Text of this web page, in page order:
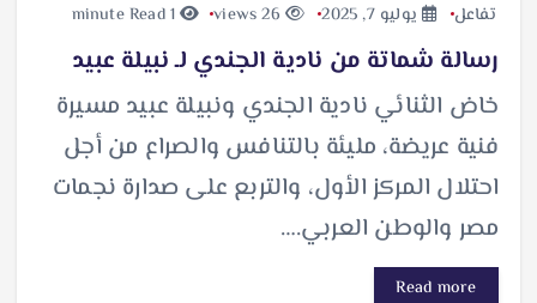
تفاعل يوليو 7, 2025 26 views
1 minute Read
رسالة شماتة من نادية الجندي لـ نبيلة عبيد
خاض الثنائي نادية الجندي ونبيلة عبيد مسيرة
فنية عريضة، مليئة بالتنافس والصراع من أجل
احتلال المركز الأول، والتربع على صدارة نجمات
مصر والوطن العربي.…
Read more